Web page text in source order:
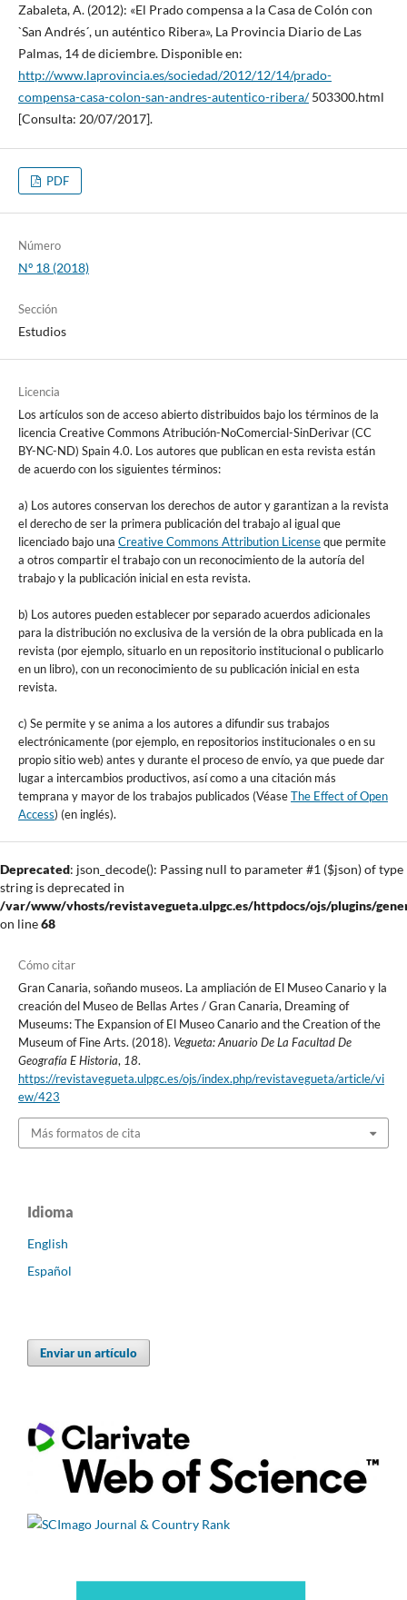
Zabaleta, A. (2012): «El Prado compensa a la Casa de Colón con
`San Andrés´, un auténtico Ribera», La Provincia Diario de Las
Palmas, 14 de diciembre. Disponible en:
http://www.laprovincia.es/sociedad/2012/12/14/prado-
compensa-casa-colon-san-andres-autentico-ribera/503300.html
[Consulta: 20/07/2017].
PDF
Número
Nº 18 (2018)
Sección
Estudios
Licencia
Los artículos son de acceso abierto distribuidos bajo los términos de la
licencia Creative Commons Atribución-NoComercial-SinDerivar (CC
BY-NC-ND) Spain 4.0. Los autores que publican en esta revista están
de acuerdo con los siguientes términos:
a) Los autores conservan los derechos de autor y garantizan a la revista
el derecho de ser la primera publicación del trabajo al igual que
licenciado bajo una Creative Commons Attribution Licenseque permite
a otros compartir el trabajo con un reconocimiento de la autoría del
trabajo y la publicación inicial en esta revista.
b) Los autores pueden establecer por separado acuerdos adicionales
para la distribución no exclusiva de la versión de la obra publicada en la
revista (por ejemplo, situarlo en un repositorio institucional o publicarlo
en un libro), con un reconocimiento de su publicación inicial en esta
revista.
c) Se permite y se anima a los autores a difundir sus trabajos
electrónicamente (por ejemplo, en repositorios institucionales o en su
propio sitio web) antes y durante el proceso de envío, ya que puede dar
lugar a intercambios productivos, así como a una citación más
temprana y mayor de los trabajos publicados (VéaseThe Effect of Open
Access) (en inglés).
Deprecated: json_decode(): Passing null to parameter #1 ($json) of type
string is deprecated in
/var/www/vhosts/revistavegueta.ulpgc.es/httpdocs/ojs/plugins/
on line68
Cómo citar
Gran Canaria, soñando museos. La ampliación de El Museo Canario y la
creación del Museo de Bellas Artes / Gran Canaria, Dreaming of
Museums: The Expansion of El Museo Canario and the Creation of the
Museum of Fine Arts. (2018). Vegueta: Anuario De La Facultad De
Geografía E Historia, 18.
https://revistavegueta.ulpgc.es/ojs/index.php/revistavegueta/article/vi
ew/423
Más formatos de cita
Idioma
English
Español
Enviar un artículo